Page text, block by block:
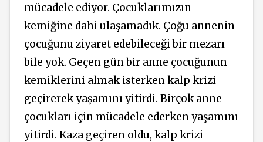
mücadele ediyor. Çocuklarımızın
kemiğine dahi ulaşamadık. Çoğu annenin
çocuğunu ziyaret edebileceği bir mezarı
bile yok. Geçen gün bir anne çocuğunun
kemiklerini almak isterken kalp krizi
geçirerek yaşamını yitirdi. Birçok anne
çocukları için mücadele ederken yaşamını
yitirdi. Kaza geçiren oldu, kalp krizi